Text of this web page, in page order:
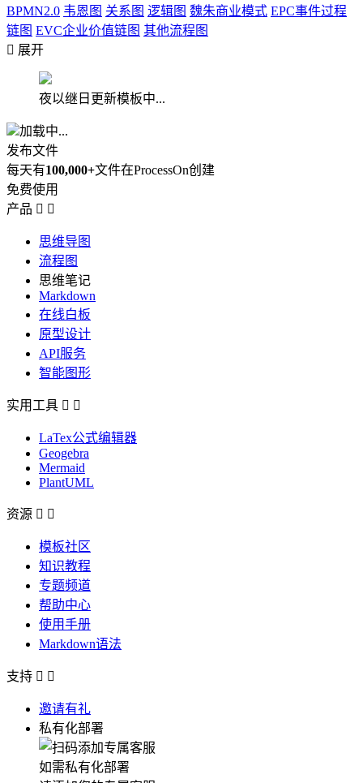
BPMN2.0 韦恩图 关系图 逻辑图 魏朱商业模式 EPC事件过程
链图 EVC企业价值链图 其他流程图
 展开
夜以继日更新模板中...
加载中...
发布文件
每天有100,000+文件在ProcessOn创建
免费使用
产品  
思维导图
流程图
思维笔记
Markdown
在线白板
原型设计
API服务
智能图形
实用工具  
LaTex公式编辑器
Geogebra
Mermaid
PlantUML
资源  
模板社区
知识教程
专题频道
帮助中心
使用手册
Markdown语法
支持  
邀请有礼
私有化部署
如需私有化部署